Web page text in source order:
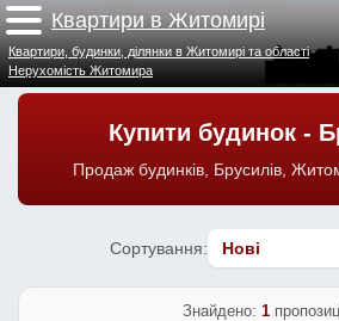
Квартири в Житомирі
Квартири, будинки, ділянки в Житомирі та області
Нерухомість Житомира
Купити будинок -
Продаж будинків, Брусилів,
Сортування:
Знайдено: 1